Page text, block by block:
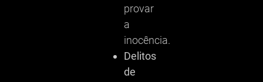
provar
a
inocência.
Delitos
de